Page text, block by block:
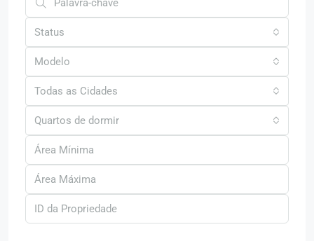
Status
Modelo
Todas as Cidades
Quartos de dormir